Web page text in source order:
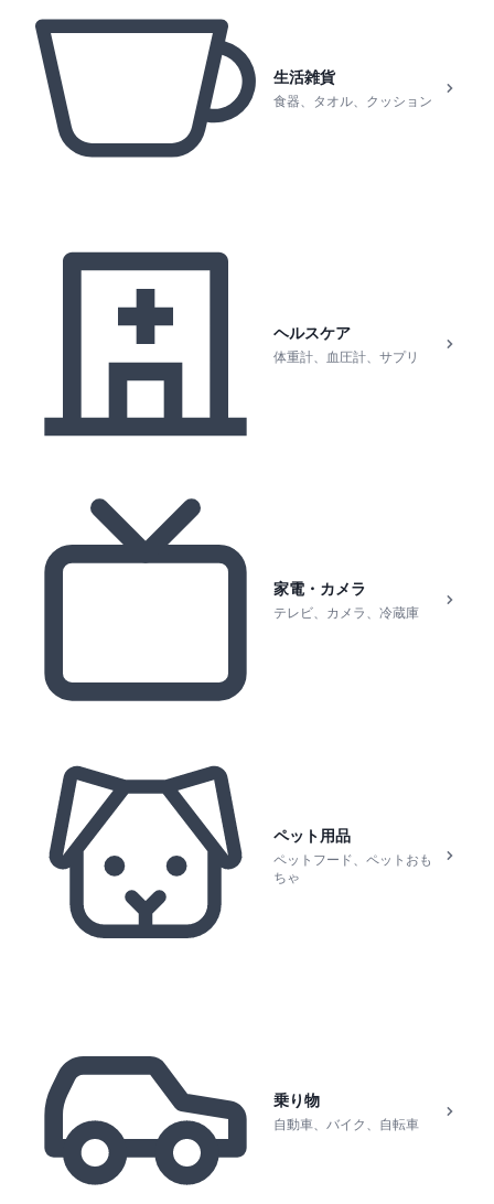
生活雑貨
食器、タオル、クッション
ヘルスケア
体重計、血圧計、サプリ
家電・カメラ
テレビ、カメラ、冷蔵庫
ペット用品
ペットフード、ペットおも
ちゃ
乗り物
自動車、バイク、自転車